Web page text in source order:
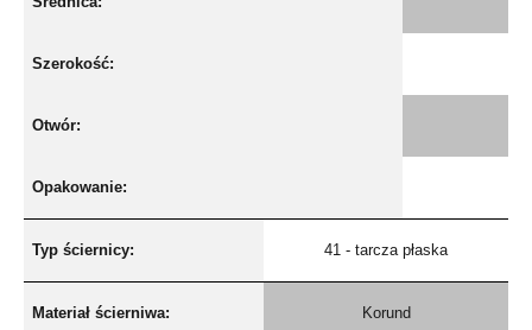
Szerokość:
Otwór:
Opakowanie:
Typ ściernicy: 41 - tarcza płaska
Materiał ścierniwa: Korund